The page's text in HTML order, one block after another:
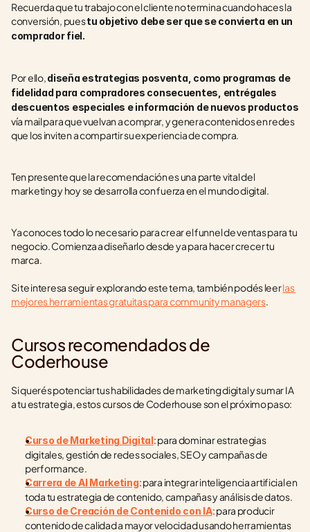
Recuerda que tu trabajo con el cliente no termina cuando haces la
conversión, pues tu objetivo debe ser que se convierta en un
comprador fiel.
Por ello, diseña estrategias posventa, como programas de
fidelidad para compradores consecuentes, entrégales
vía mail para que vuelvan a comprar, y genera contenidos en redes
que los inviten a compartir su experiencia de compra.
Ten presente que la recomendación es una parte vital del
marketing y hoy se desarrolla con fuerza en el mundo digital.
Ya conoces todo lo necesario para crear el funnel de ventas para tu
negocio. Comienza a diseñarlo desde ya para hacer crecer tu
marca.
Si te interesa seguir explorando este tema, también podés leer las
mejores herramientas gratuitas para community managers.
Cursos recomendados de
Coderhouse
Si querés potenciar tus habilidades de marketing digital y sumar IA
a tu estrategia, estos cursos de Coderhouse son el próximo paso:
Curso de Marketing Digital: para dominar estrategias
digitales, gestión de redes sociales, SEO y campañas de
performance.
Carrera de AI Marketing: para integrar inteligencia artificial en
toda tu estrategia de contenido, campañas y análisis de datos.
Curso de Creación de Contenido con IA: para producir
contenido de calidad a mayor velocidad usando herramientas